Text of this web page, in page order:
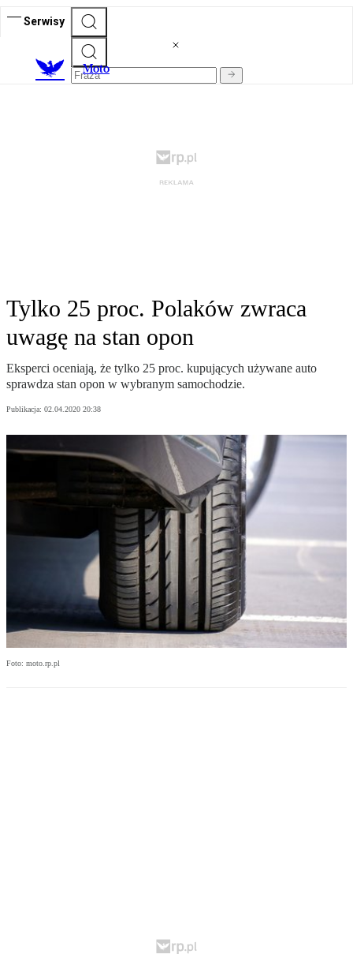
Serwisy
Moto
Tylko 25 proc. Polaków zwraca
uwagę na stan opon
Eksperci oceniają, że tylko 25 proc. kupujących używane auto
sprawdza stan opon w wybranym samochodzie.
Publikacja: 02.04.2020 20:38
Foto: moto.rp.pl